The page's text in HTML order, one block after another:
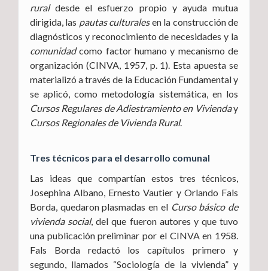
ruraldesde el esfuerzo propio y ayuda mutua
dirigida, las pautas culturalesen la construcción de
diagnósticos y reconocimiento de necesidades y la
comunidadcomo factor humano y mecanismo de
organización (CINVA, 1957, p. 1). Esta apuesta se
materializó a través de la Educación Fundamental y
se aplicó, como metodología sistemática, en los
Cursos Regulares de Adiestramiento en Vivienday
Cursos Regionales de Vivienda Rural.
Tres técnicos para el desarrollo comunal
Las ideas que compartían estos tres técnicos,
Josephina Albano, Ernesto Vautier y Orlando Fals
Borda, quedaron plasmadas en el Curso básico de
vivienda social, del que fueron autores y que tuvo
una publicación preliminar por el CINVA en 1958.
Fals Borda redactó los capítulos primero y
segundo, llamados “Sociología de la vivienda” y